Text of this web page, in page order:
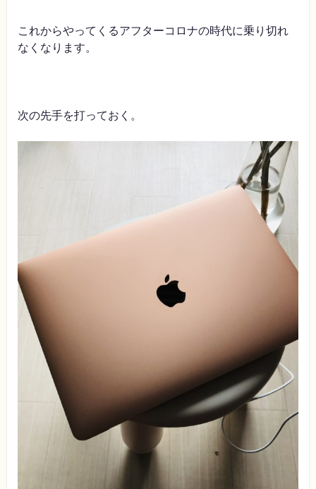
これからやってくるアフターコロナの時代に乗り切れ
なくなります。
次の先手を打っておく。